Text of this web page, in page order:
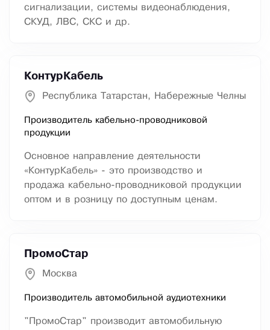
сигнализации, системы видеонаблюдения,
СКУД, ЛВС, СКС и др.
КонтурКабель
Республика Татарстан, Набережные Челны
Производитель кабельно-проводниковой
продукции
Основное направление деятельности
«КонтурКабель» - это производство и
продажа кабельно-проводниковой продукции
оптом и в розницу по доступным ценам.
ПромоСтар
Москва
Производитель автомобильной аудиотехники
"ПромоСтар" производит автомобильную